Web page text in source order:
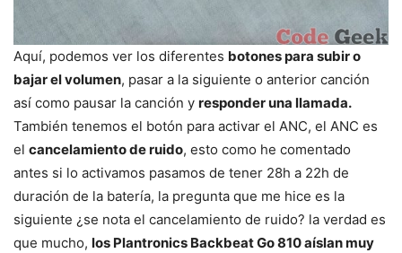
Aquí, podemos ver los diferentes botones para subir o
bajar el volumen, pasar a la siguiente o anterior canción
así como pausar la canción y responder una llamada.
También tenemos el botón para activar el ANC, el ANC es
el cancelamiento de ruido, esto como he comentado
antes si lo activamos pasamos de tener 28h a 22h de
duración de la batería, la pregunta que me hice es la
siguiente ¿se nota el cancelamiento de ruido? la verdad es
que mucho, los Plantronics Backbeat Go 810 aíslan muy